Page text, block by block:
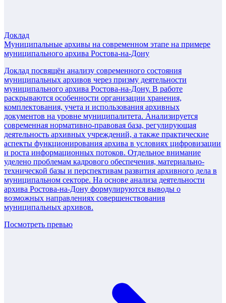
Доклад
Муниципальные архивы на современном этапе на примере
муниципального архива Ростова-на-Дону
Доклад посвящён анализу современного состояния
муниципальных архивов через призму деятельности
муниципального архива Ростова-на-Дону. В работе
раскрываются особенности организации хранения,
комплектования, учета и использования архивных
документов на уровне муниципалитета. Анализируется
современная нормативно-правовая база, регулирующая
деятельность архивных учреждений, а также практические
аспекты функционирования архива в условиях цифровизации
и роста информационных потоков. Отдельное внимание
уделено проблемам кадрового обеспечения, материально-
технической базы и перспективам развития архивного дела в
муниципальном секторе. На основе анализа деятельности
архива Ростова-на-Дону формулируются выводы о
возможных направлениях совершенствования
муниципальных архивов.
Посмотреть превью